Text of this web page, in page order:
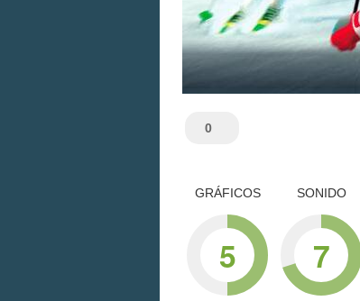
0
GRÁFICOS
5
SONIDO
7